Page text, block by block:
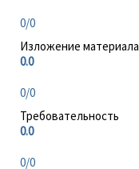
0/0
Изложение материала
0.0
0/0
Требовательность
0.0
0/0